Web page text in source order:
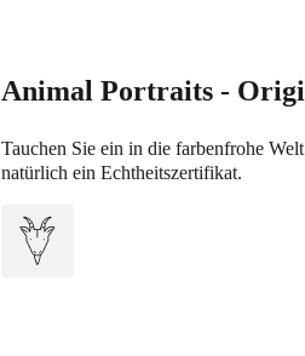
Animal Portraits -
Tauchen Sie ein in die farbenfrohe
natürlich ein Echtheitszertifikat.